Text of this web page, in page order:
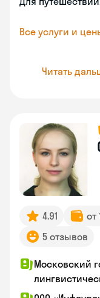
Все услуги и
Читать
4.91 от
5 отзывов
Московский